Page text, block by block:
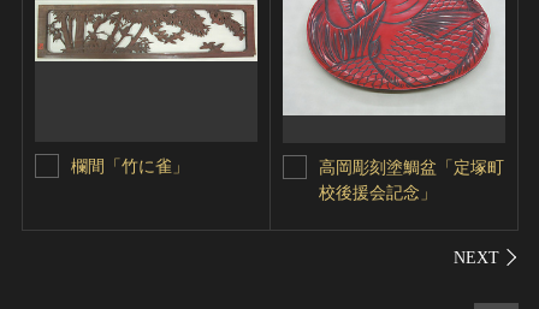
欄間「竹に雀」
高岡彫刻塗鯛盆「定塚町
校後援会記念」
シェ